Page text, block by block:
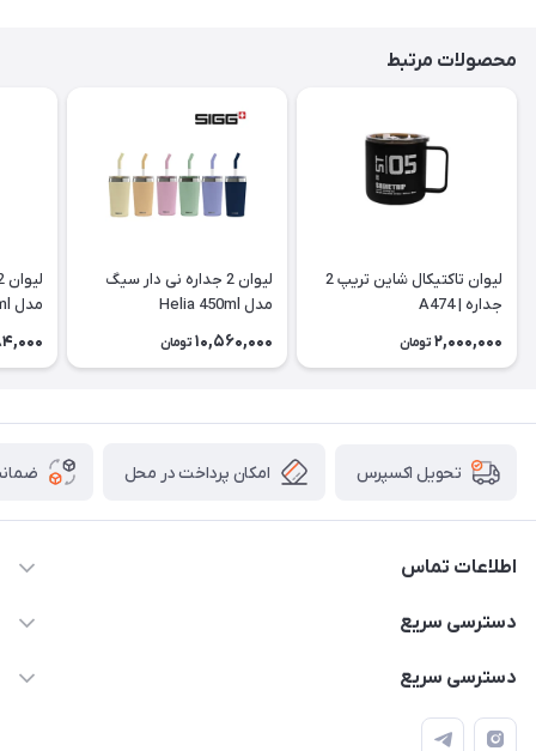
محصولات مرتبط
لیوان تاکتیکال شاین تریپ 2
جداره | A474
2,000,000 تومان
لیوان 2 جداره نی دار سیگ
مدل Helia 450ml
10,560,000 تومان
مدل Helia 600ml
تحویل اکسپرس امکان پرداخت در محل
اطلاعات تماس
۰۹۳۵۶۰۴۰۳۶۵
سیمای ورزش
دسترسی سریع
اسکیت فلایینگ ایگل
دسترسی سریع
اسکوتر برقی دخترانه